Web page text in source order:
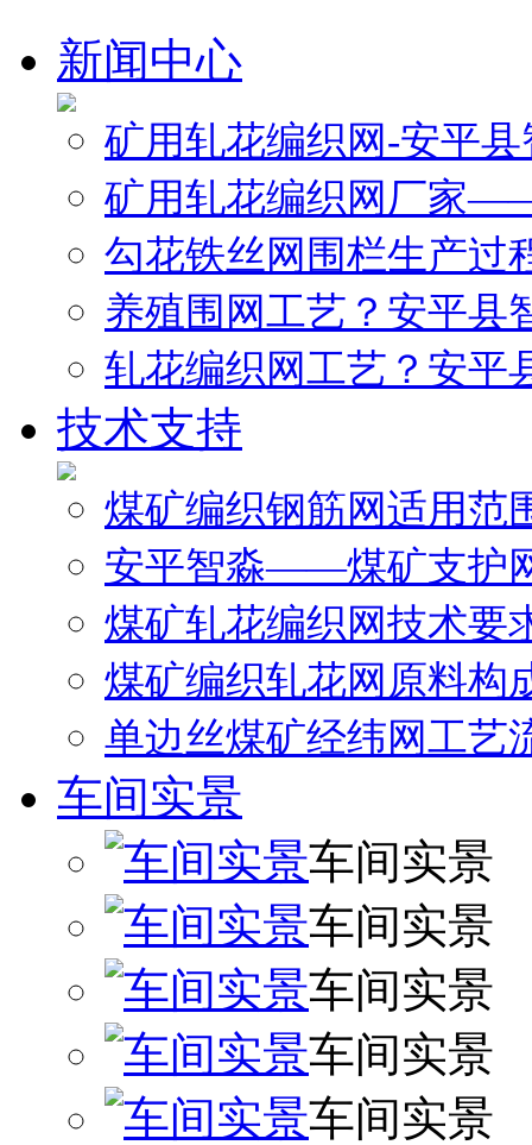
新闻中心
矿用轧花编织网-安平
矿用轧花编织网厂家
勾花铁丝网围栏生产过
养殖围网工艺？安平县
轧花编织网工艺？安平
技术支持
煤矿编织钢筋网适用范
安平智淼——煤矿支护
煤矿轧花编织网技术要
煤矿编织轧花网原料构
单边丝煤矿经纬网工艺
车间实景
车间实景
车间实景
车间实景
车间实景
车间实景